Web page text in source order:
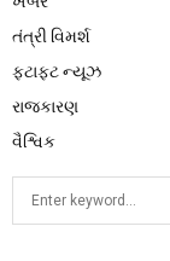
તંત્રી વિમર્શ
ફટાફટ ન્યૂઝ
રાજકારણ
વૈશ્વિક